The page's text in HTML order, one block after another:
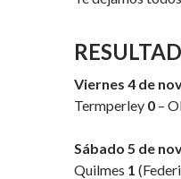
Viernes 4 de
Termperley 0 –
Sábado 5 de
Quilmes 1